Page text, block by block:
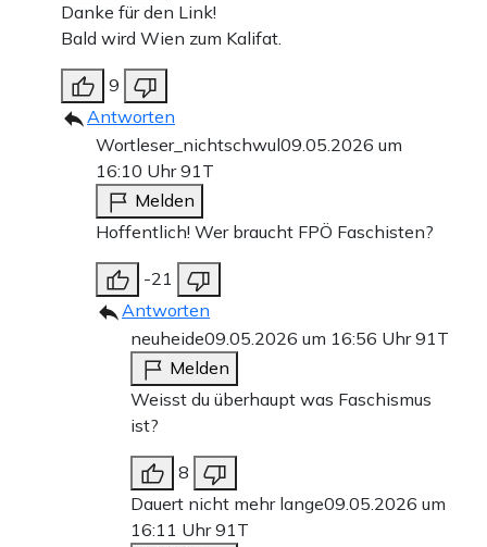
Danke für den Link!
Bald wird Wien zum Kalifat.
9
Antworten
Wortleser_nichtschwul09.05.2026 um
16:10 Uhr91T
Melden
Hoffentlich! Wer braucht FPÖ Faschisten?
-21
Antworten
neuheide09.05.2026 um 16:56 Uhr91T
Melden
Weisst du überhaupt was Faschismus
ist?
8
Dauert nicht mehr lange09.05.2026 um
16:11 Uhr91T